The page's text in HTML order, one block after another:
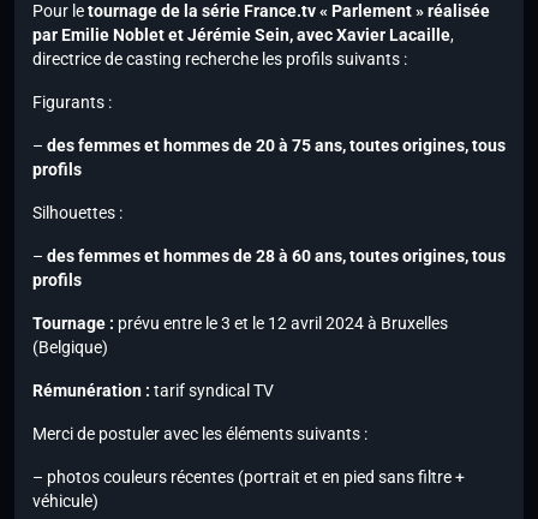
Pour letournage de la sérieFrance.tv« Parlement » réalisée
par Emilie Noblet et Jérémie Sein,avec Xavier Lacaille,
directrice de casting recherche les profils suivants :
Figurants :
– des femmes et hommes de 20 à 75 ans, toutes origines, tous
profils
Silhouettes :
– des femmes et hommes de 28 à 60 ans, toutes origines, tous
profils
Tournage : prévu entre le 3 et le 12 avril 2024 à Bruxelles
(Belgique)
Rémunération : tarif syndical TV
Merci de postuler avec les éléments suivants :
– photos couleurs récentes (portrait et en pied sans filtre +
véhicule)